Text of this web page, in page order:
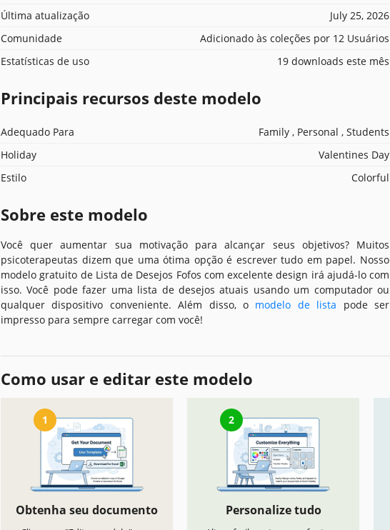
Última atualização
July 25, 2026
Comunidade
Adicionado às coleções por 12 Usuários
Estatísticas de uso
19 downloads este mês
Principais recursos deste modelo
Adequado Para
Family , Personal , Students
Holiday
Valentines Day
Estilo
Colorful
Sobre este modelo
Você quer aumentar sua motivação para alcançar seus objetivos? Muitos
psicoterapeutas dizem que uma ótima opção é escrever tudo em papel. Nosso
modelo gratuito de Lista de Desejos Fofos com excelente design irá ajudá-lo com
isso. Você pode fazer uma lista de desejos atuais usando um computador ou
qualquer dispositivo conveniente. Além disso, o modelo de lista pode ser
impresso para sempre carregar com você!
Como usar e editar este modelo
1
Obtenha seu documento
2
Personalize tudo